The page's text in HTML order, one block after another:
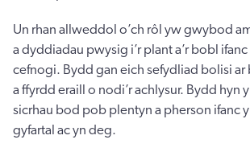
Un rhan allweddol o’ch rôl yw gwybod
a dyddiadau pwysig i’r plant a’r bobl
cefnogi. Bydd gan eich sefydliad bolisi ar
a ffyrdd eraill o nodi’r achlysur. Bydd hyn
sicrhau bod pob plentyn a pherson ifanc
gyfartal ac yn deg.